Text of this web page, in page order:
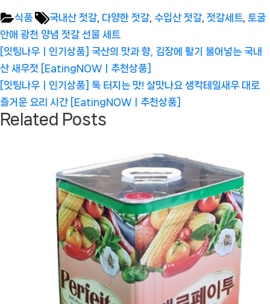
식품 Tags:
국내산 젓갈 다양한 젓갈 수입산 젓갈 젓갈세트 토굴
안애 광천 양념 젓갈 선물 세트
글
탐
색
Previous
Post:
[잇팅나우ㅣ인기상품] 국산의 맛과 향, 김장에 활기 불어넣는 국내
산 새우젓 [EatingNOWㅣ추천상품]
Next
Post:
[잇팅나우ㅣ인기상품] 톡 터지는 맛! 살맛나요 생칵테일새우 대로
즐거운 요리 시간 [EatingNOWㅣ추천상품]
Related Posts